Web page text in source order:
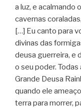
a luz, e acalmando
cavernas
[…] Eu canto para
divinas das
deusa guerreira, e
o seu poder.
Grande Deusa
quando ele
terra para morrer,